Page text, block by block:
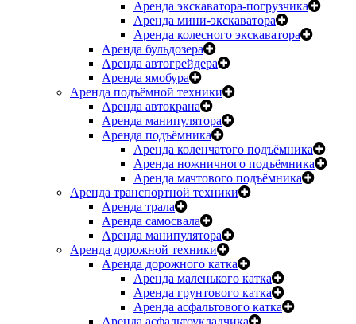
Аренда экскаватора-погрузчика
Аренда мини-экскаватора
Аренда колесного экскаватора
Аренда бульдозера
Аренда автогрейдера
Аренда ямобура
Аренда подъёмной техники
Аренда автокрана
Аренда манипулятора
Аренда подъёмника
Аренда коленчатого подъёмника
Аренда ножничного подъёмника
Аренда мачтового подъёмника
Аренда транспортной техники
Аренда трала
Аренда самосвала
Аренда манипулятора
Аренда дорожной техники
Аренда дорожного катка
Аренда маленького катка
Аренда грунтового катка
Аренда асфальтового катка
Аренда асфальтоукладчика